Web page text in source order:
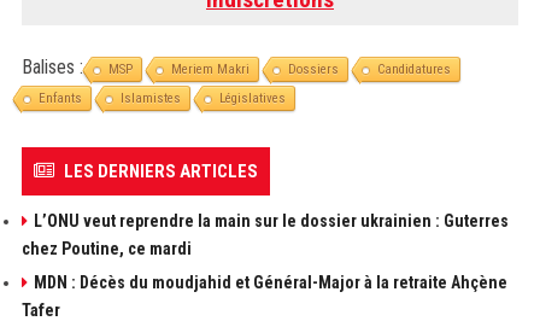
Balises : MSP Meriem Makri Dossiers
Candidatures
Enfants
Islamistes Législatives
LES DERNIERS ARTICLES
L’ONU veut reprendre la main sur le dossier ukrainien : Guterres
chez Poutine, ce mardi
MDN : Décès du moudjahid et Général-Major à la retraite Ahçène
Tafer